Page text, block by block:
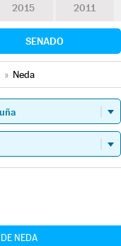
2015 2011
SENADO
» Neda
NEDA